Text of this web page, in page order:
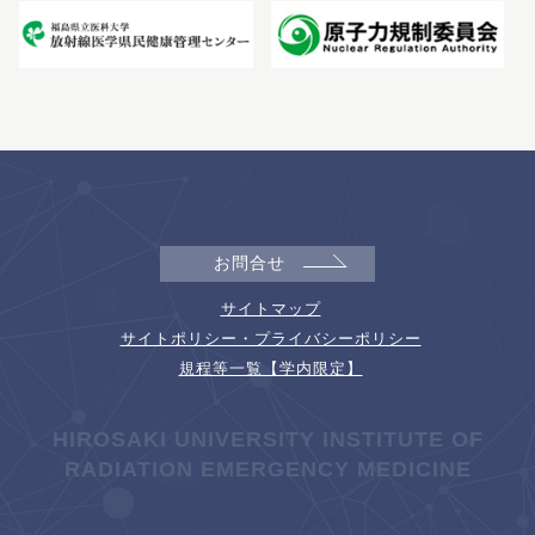
お問合せ
サイトマップ
サイトポリシー・プライバシーポリシー
規程等一覧【学内限定】
HIROSAKI UNIVERSITY INSTITUTE OF
RADIATION EMERGENCY MEDICINE